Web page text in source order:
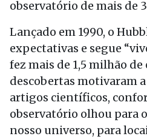
observatório de mais de
Lançado em 1990, o
expectativas e segue
fez mais de 1,5 milhão de
descobertas motivaram
artigos científicos,
observatório olhou para
nosso universo, para